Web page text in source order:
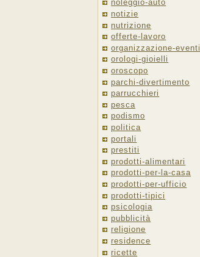
noleggio-auto
notizie
nutrizione
offerte-lavoro
organizzazione-eventi
orologi-gioielli
oroscopo
parchi-divertimento
parrucchieri
pesca
podismo
politica
portali
prestiti
prodotti-alimentari
prodotti-per-la-casa
prodotti-per-ufficio
prodotti-tipici
psicologia
pubblicità
religione
residence
ricette